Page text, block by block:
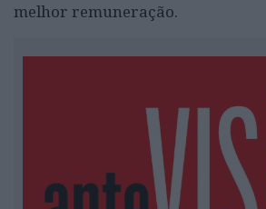
melhor remuneração.